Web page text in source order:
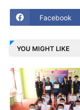
Facebook
YOU MIGHT LIKE